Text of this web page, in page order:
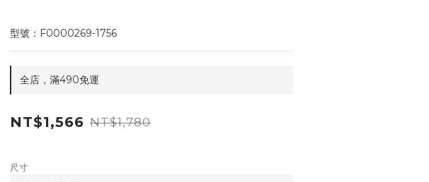
型號：F0000269-1756
全店，滿490免運
NT$1,566 NT$1,780
尺寸